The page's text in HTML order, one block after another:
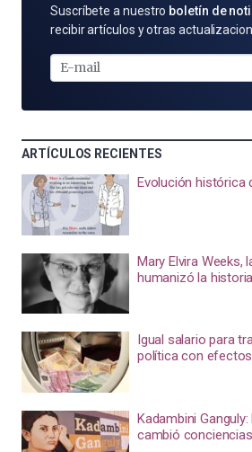
SUSCRÍBETE
POR
MAIL
Suscríbete a nuestro boletín de
recibir artículos y otras
ARTÍCULOS RECIENTES
Evolución histórica
Mary Elvira Weeks,
humanizó la
Igual salario para
política con
Kadambini
cambió